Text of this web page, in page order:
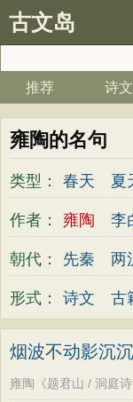
古文岛
推荐 诗文
雍陶的名句
类型： 春天 夏
思念
爱
哲理
泰
老师
母亲
山水
星星
作者： 雍陶 李
陆游
李
孟郊
皎
屈原
王勃
姚合
卢
朝代： 先秦 两
五代
宋
形式： 诗文 古
烟波不动影沉
雍陶《题君山 / 洞庭诗